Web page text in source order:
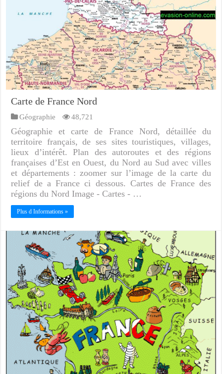
Carte de France Nord
Géographie 48,721
Géographie et carte de France Nord, détaillée du
territoire français, de ses sites touristiques, villages,
lieux d’intérêt. Plan des autoroutes et des régions
françaises d’Est en Ouest, du Nord au Sud avec villes
et départements : zoomer sur l’image de la carte du
relief de a France ci dessous. Cartes de France des
régions du Nord Image - Cartes - …
Plus d Informations »